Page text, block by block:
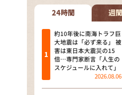
相席食堂
これ余談なん
～人生密着ト
～ やすとも
探偵！ナイト
24時間 週間
約10年後に南海トラフ巨
大地震は「必ず来る」 被
害は東日本大震災の15
倍…専門家断言「人生の
スケジュールに入れて」
2026.08.06